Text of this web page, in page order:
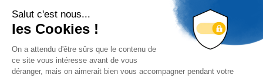
Localisation